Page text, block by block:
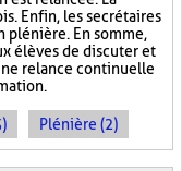
Enfin, les secrétaires
plénière. En somme,
élèves de discuter et
relance continuelle
Plénière (2)